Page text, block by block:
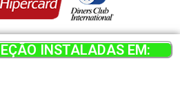
INSTALADAS EM: